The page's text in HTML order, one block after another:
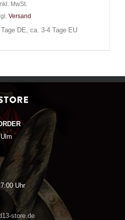
Inkl. MwSt.
Versand
DE, ca. 3-4 Tage EU
Uhr
store.de